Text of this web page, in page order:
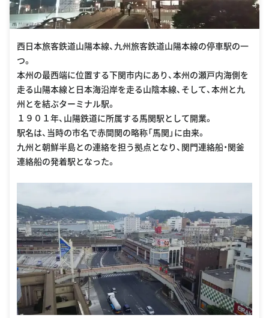
西日本旅客鉄道山陽本線、九州旅客鉄道山陽本線の停車駅の一
つ。
本州の最西端に位置する下関市内にあり、本州の瀬戸内海側を
走る山陽本線と日本海沿岸を走る山陰本線、そして、本州と九
州とを結ぶターミナル駅。
１９０１年、山陽鉄道に所属する馬関駅として開業。
駅名は、当時の市名で赤間関の略称「馬関」に由来。
九州と朝鮮半島との連絡を担う拠点となり、関門連絡船・関釜
連絡船の発着駅となった。